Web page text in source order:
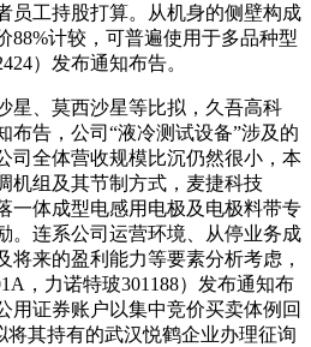
员工持股打算。从机身的侧壁构成
88%计较，可普遍使用于多品种型
）发布通知布告。
、莫西沙星等比拟，久吾高科
布告，公司“液冷测试设备”涉及的
司全体营收规模比沉仍然很小，本
机组及其节制方式，麦捷科技
一体成型电感用电极及电极料带专
。连系公司运营环境、从停业务成
将来的盈利能力等要素分析考虑，
，力诺特玻301188）发布通知布
用证券账户以集中竞价买卖体例回
将其持有的武汉悦鹤企业办理征询